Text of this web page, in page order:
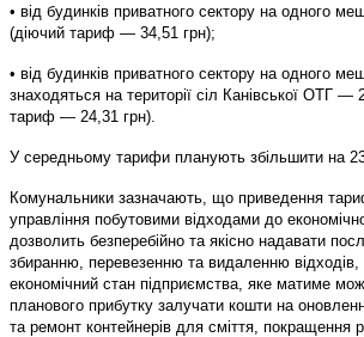
• від будинків приватного сектору на одного
(діючий тариф — 34,51 грн);
• від будинків приватного сектору на одного
знаходяться на території сіл Канівської ОТГ —
тариф — 24,31 грн).
У середньому тарифи планують збільшити на
Комунальники зазначають, що приведення
управління побутовими відходами до
дозволить безперебійно та якісно надавати
збиранню, перевезенню та видаленню відходів,
економічний стан підприємства, яке матиме
планового прибутку залучати кошти на
та ремонт контейнерів для сміття, покращення